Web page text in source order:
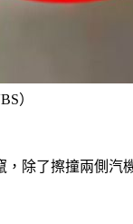
）
除了擦撞兩側汽